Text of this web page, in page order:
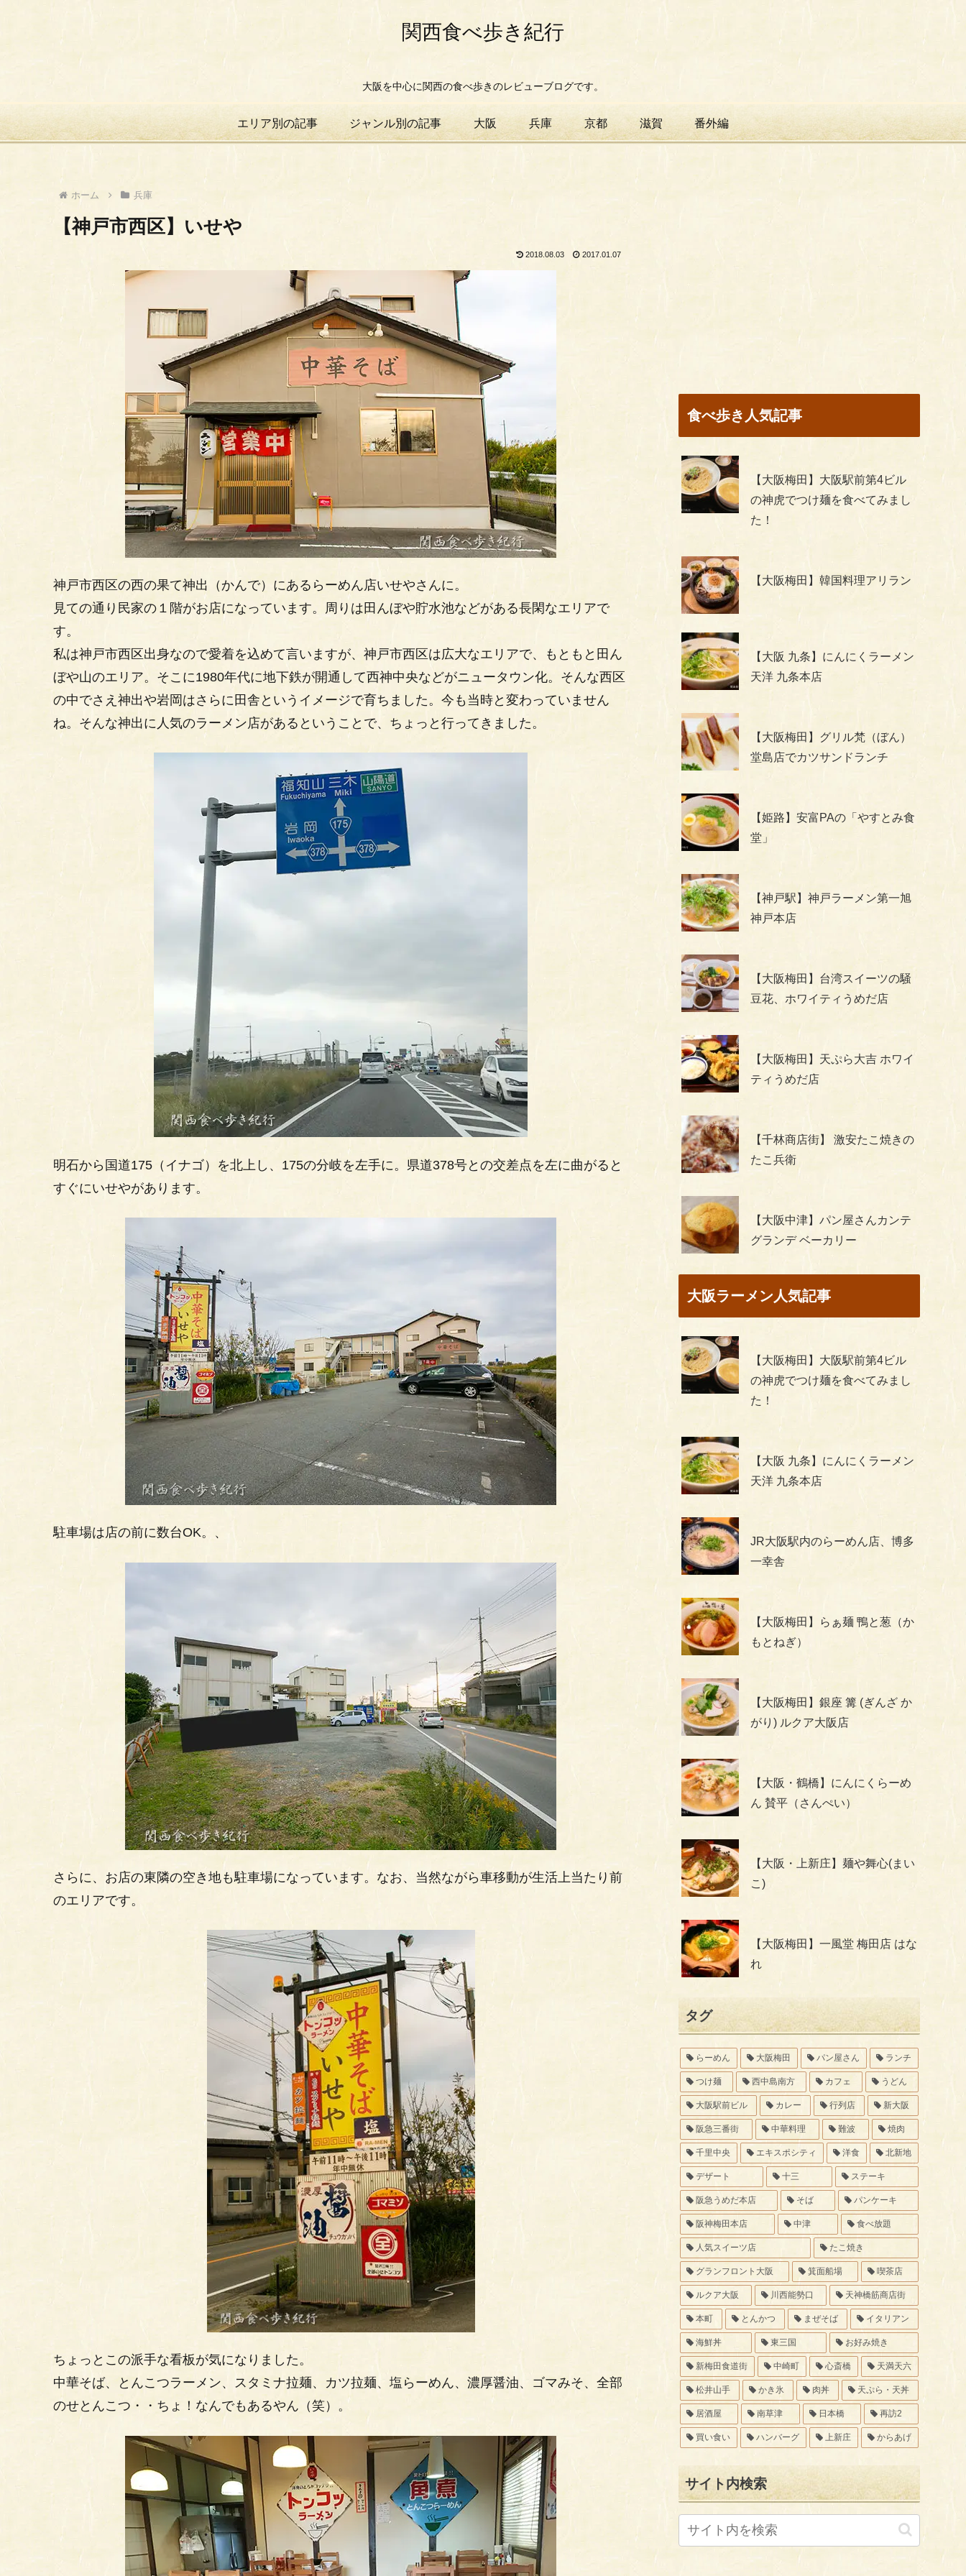
関西食べ歩き紀行
大阪を中心に関西の食べ歩きのレビューブログです。
エリア別の記事 ジャンル別の記事 大阪 兵庫 京都 滋賀 番外編
ホーム 兵庫
【神戸市西区】いせや
2018.08.03 2017.01.07
神戸市西区の西の果て神出（かんで）にあるらーめん店いせやさんに。
見ての通り民家の１階がお店になっています。周りは田んぼや貯水池などがある長閑なエリアで
す。
私は神戸市西区出身なので愛着を込めて言いますが、神戸市西区は広大なエリアで、もともと田ん
ぼや山のエリア。そこに1980年代に地下鉄が開通して西神中央などがニュータウン化。そんな西区
の中でさえ神出や岩岡はさらに田舎というイメージで育ちました。今も当時と変わっていません
ね。そんな神出に人気のラーメン店があるということで、ちょっと行ってきました。
明石から国道175（イナゴ）を北上し、175の分岐を左手に。県道378号との交差点を左に曲がると
すぐにいせやがあります。
駐車場は店の前に数台OK。、
さらに、お店の東隣の空き地も駐車場になっています。なお、当然ながら車移動が生活上当たり前
のエリアです。
ちょっとこの派手な看板が気になりました。
中華そば、とんこつラーメン、スタミナ拉麺、カツ拉麺、塩らーめん、濃厚醤油、ゴマみそ、全部
のせとんこつ・・ちょ！なんでもあるやん（笑）。
食べ歩き人気記事
【大阪梅田】大阪駅前第4ビル
の神虎でつけ麺を食べてみまし
た！
【大阪梅田】韓国料理アリラン
【大阪 九条】にんにくラーメン
天洋 九条本店
【大阪梅田】グリル梵（ぼん）
堂島店でカツサンドランチ
【姫路】安富PAの「やすとみ食
堂」
【神戸駅】神戸ラーメン第一旭
神戸本店
【大阪梅田】台湾スイーツの騒
豆花、ホワイティうめだ店
【大阪梅田】天ぷら大吉 ホワイ
ティうめだ店
【千林商店街】 激安たこ焼きの
たこ兵衛
【大阪中津】パン屋さんカンテ
グランデ ベーカリー
大阪ラーメン人気記事
【大阪梅田】大阪駅前第4ビル
の神虎でつけ麺を食べてみまし
た！
【大阪 九条】にんにくラーメン
天洋 九条本店
JR大阪駅内のらーめん店、博多
一幸舎
【大阪梅田】らぁ麺 鴨と葱（か
もとねぎ）
【大阪梅田】銀座 篝 (ぎんざ か
がり) ルクア大阪店
【大阪・鶴橋】にんにくらーめ
ん 賛平（さんぺい）
【大阪・上新庄】麺や舞心(まい
こ)
【大阪梅田】一風堂 梅田店 はな
れ
タグ
らーめん 大阪梅田 パン屋さん ランチ
つけ麺 西中島南方 カフェ うどん
大阪駅前ビル カレー 行列店 新大阪
阪急三番街 中華料理 難波 焼肉
千里中央 エキスポシティ 洋食 北新地
デザート 十三 ステーキ
阪急うめだ本店 そば パンケーキ
阪神梅田本店 中津 食べ放題
人気スイーツ店 たこ焼き
グランフロント大阪 箕面船場 喫茶店
ルクア大阪 川西能勢口 天神橋筋商店街
本町 とんかつ まぜそば イタリアン
海鮮丼 東三国 お好み焼き
新梅田食道街 中崎町 心斎橋 天満天六
松井山手 かき氷 肉丼 天ぷら・天丼
居酒屋 南草津 日本橋 再訪2
買い食い ハンバーグ 上新庄 からあげ
サイト内検索